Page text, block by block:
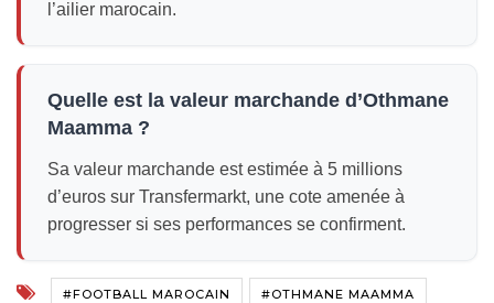
l’ailier marocain.
Quelle est la valeur marchande d’Othmane
Maamma ?
Sa valeur marchande est estimée à 5 millions
d’euros sur Transfermarkt, une cote amenée à
progresser si ses performances se confirment.
#FOOTBALL MAROCAIN #OTHMANE MAAMMA